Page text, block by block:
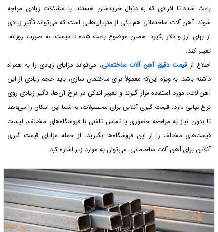
باعث شده تا افرادی که به دنبال خریدشان هستند، با مشکلات زیادی مواجه
شوند. آهن آلات ساختمانی هم یکی از متریال‌هایی است که می‌تواند تأثیر زیادی
از بهای ارز و دلار بگیرد. همین موضوع باعث شده تا قیمت، به صورت روزانه،
تغییر کند.
اطلاع ازقیمت دقیق آهن آلات ساختمانی، می‌تواند مزایای زیادی را به همراه
داشته باشد. به ویژه این‌که معمولاً برای ساختمان سازی، باید حجم زیادی از این
آهن‌آلات، مورد استفاده قرار گیرند و تغییر اندکی در نرخ آن‌ها، تأثیر زیادی روی
نرخ نهایی دارد. قیمت گیری آنلاین برای محصولات، به شما این امکان را می‌دهد
تا بدون نیاز به مراجعه حضوری یا تماس تلفنی با فروشگاه‌های مختلف، لیست
قیمت‌های مختلف را از این فروشگاه‌ها بگیرید. از جمله مزایای قیمت گیری
آنلاین برای آهن آلات ساختمانی، می‌توان به موارد زیر اشاره کرد.